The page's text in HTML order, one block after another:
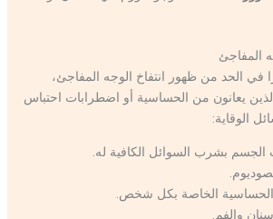
المفاجئ
في الحد من ظهور انتفاخ الوجه المفاجئ،
يعانون من الحساسية أو اضطرابات احتباس
الوقاية:
بشرب السوائل الكافية له.
الخاصة بكل شخص.
والفم.